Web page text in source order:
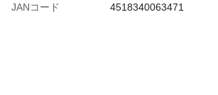
JANコード 4518340063471